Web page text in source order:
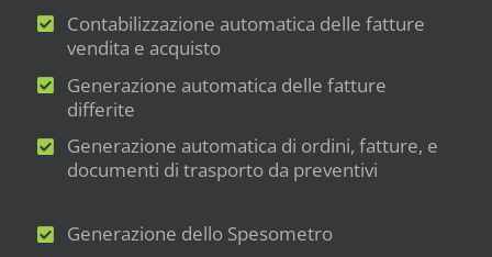
Contabilizzazione automatica delle fatture
vendita e acquisto
Generazione automatica delle fatture
differite
Generazione automatica di ordini, fatture, e
documenti di trasporto da preventivi
Generazione dello Spesometro